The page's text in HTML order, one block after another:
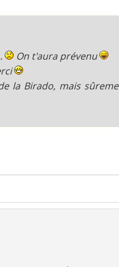
On t'aura prévenu
la Birado, mais